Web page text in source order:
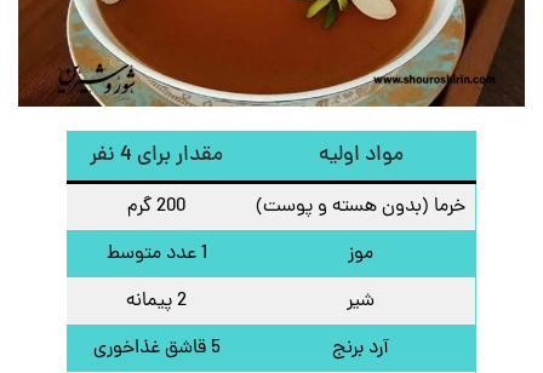
مواد اولیه مقدار برای 4 نفر
خرما (بدون هسته و پوست)
200 گرم
موز
1 عدد متوسط
شیر
2 پیمانه
آرد برنج
5 قاشق غذاخوری